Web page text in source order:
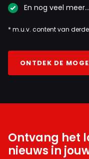
En nog veel meer…
* m.u.v. content van
ONTDEK DE
Ontvang het
nieuws in